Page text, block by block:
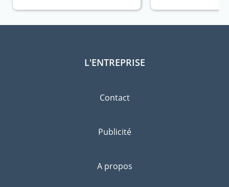
L'ENTREPRISE
Contact
Publicité
A propos